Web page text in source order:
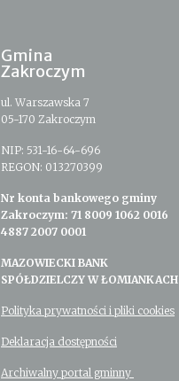
Gmina
Zakroczym
ul. Warszawska 7
05-170 Zakroczym
NIP: 531-16-64-696
REGON: 013270399
Nr konta bankowego gminy
Zakroczym: 71 8009 1062 0016
4887 2007 0001
MAZOWIECKI BANK
SPÓŁDZIELCZY W ŁOMIANKACH
Polityka prywatności i pliki cookies
Deklaracja dostępności
Archiwalny portal gminny